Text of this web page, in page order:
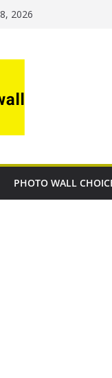
2026
PHOTO WALL